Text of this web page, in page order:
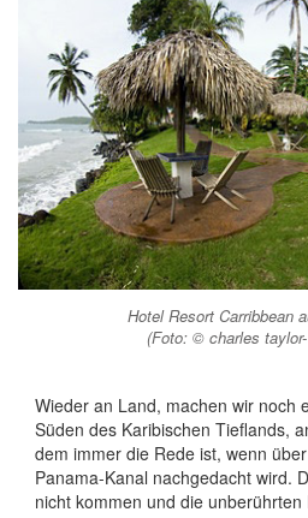
Hotel Resort Carribbean
(Foto: © charles
Wieder an Land, machen wir noch
Süden des Karibischen Tieflands,
dem immer die Rede ist, wenn
Panama-Kanal nachgedacht wird.
nicht kommen und die